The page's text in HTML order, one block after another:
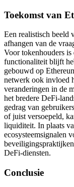
Toekomst van
Een realistisch beeld
afhangen van de
Voor tokenhouders
functionaliteit blijft
gebouwd op
netwerk ook invloed
veranderingen in de
het bredere DeFi-
gedrag van
of juist versoepeld,
liquiditeit. In plaats
ecosysteemsignalen
DeFi-diensten.
Conclusie